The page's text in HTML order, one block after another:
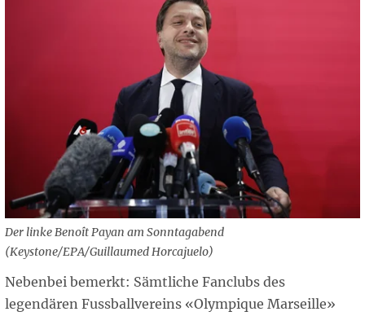
Der linke Benoît Payan am Sonntagabend
(Keystone/EPA/Guillaumed Horcajuelo)
Nebenbei bemerkt: Sämtliche Fanclubs des
legendären Fussballvereins «Olympique Marseille»